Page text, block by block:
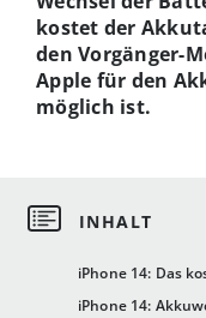
iPhone 14: Das
iPhone 14:
kostet der
den Vorgänger-
Apple für den
möglich ist.